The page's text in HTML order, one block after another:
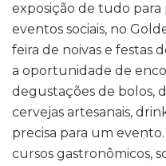
exposição de tudo
eventos sociais, no
feira de noivas e festas
a oportunidade de
degustações de bolos,
cervejas artesanais,
precisa para um
cursos gastronômicos,